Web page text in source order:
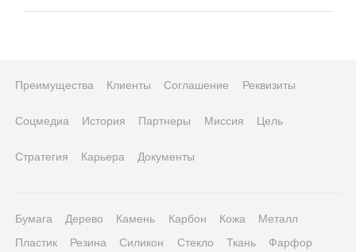
Преимущества Клиенты Соглашение Реквизиты
Соцмедиа История Партнеры Миссия Цель
Стратегия Карьера Документы
Бумага Дерево Камень Карбон Кожа
Металл
Пластик
Резина Силикон Стекло Ткань Фарфор